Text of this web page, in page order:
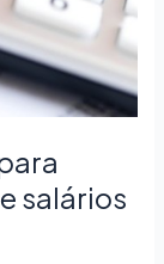
salários